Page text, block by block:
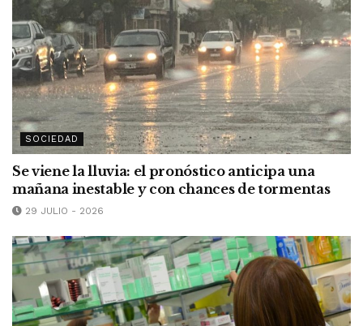
SOCIEDAD
Se viene la lluvia: el pronóstico anticipa una
mañana inestable y con chances de tormentas
29 JULIO - 2026